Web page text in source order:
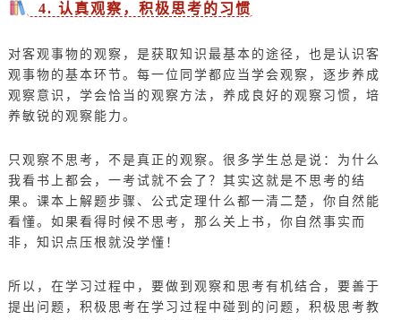
4. 认真观察，积极思考的习惯
对客观事物的观察，是获取知识最基本的途径，也是认识客
观事物的基本环节。每一位同学都应当学会观察，逐步养成
观察意识，学会恰当的观察方法，养成良好的观察习惯，培
养敏锐的观察能力。
只观察不思考，不是真正的观察。很多学生总是说：为什么
我看书上都会，一考试就不会了？其实这就是不思考的结
果。课本上解题步骤、公式定理什么都一清二楚，你自然能
看懂。如果看得时候不思考，那么关上书，你自然事实而
非，知识点压根就没学懂！
所以，在学习过程中，要做到观察和思考有机结合，要善于
提出问题，积极思考在学习过程中碰到的问题，积极思考教